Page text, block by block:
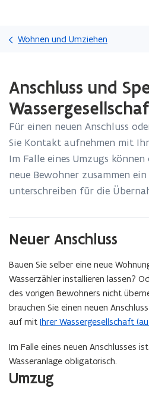
Wohnen und Umziehen
fertig.
Sie
befinden
auf:
Anschluss
und
Sperre
einer
Anschluss und
Für einen neuen Anschluss
Sie Kontakt aufnehmen mit
Im Falle eines Umzugs
neue Bewohner zusammen
unterschreiben für die
Neuer Anschluss
Bauen Sie selber eine neue
Wasserzähler installieren lassen?
des vorigen Bewohners nicht
brauchen Sie einen neuen
auf mit Ihrer Wassergesellschaft
(
f
f
n
Im Falle eines neuen Anschlusses
Wasseranlage obligatorisch.
Umzug